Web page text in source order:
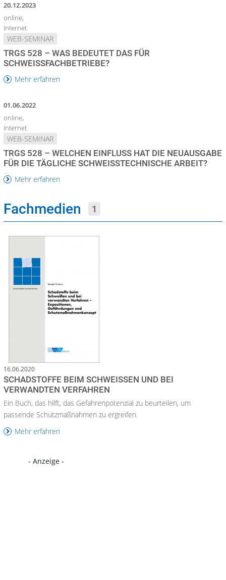
20.12.2023
online,
Internet
WEB-SEMINAR
TRGS 528 – WAS BEDEUTET DAS FÜR
SCHWEISSFACHBETRIEBE?
Mehr erfahren
01.06.2022
online,
Internet
WEB-SEMINAR
TRGS 528 – WELCHEN EINFLUSS HAT DIE NEUAUSGABE
FÜR DIE TÄGLICHE SCHWEISSTECHNISCHE ARBEIT?
Mehr erfahren
Fachmedien 1
16.06.2020
SCHADSTOFFE BEIM SCHWEISSEN UND BEI V
ERWANDTEN VERFAHREN
Ein Buch, das hilft, das Gefahrenpotenzial zu beurteilen, um
passende Schutzmaßnahmen zu ergreifen.
Mehr erfahren
- Anzeige -